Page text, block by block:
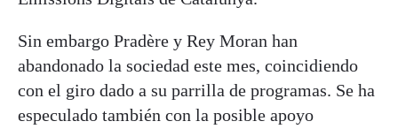
Sin embargo Pradère y Rey Moran han
abandonado la sociedad este mes, coincidiendo
con el giro dado a su parrilla de programas. Se ha
especulado también con la posible apoyo